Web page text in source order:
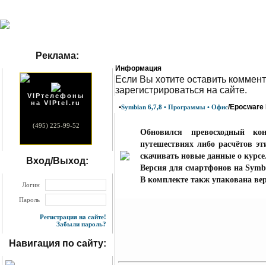
Реклама:
VIPтелефоны
на VIPtel.ru
(495) 225-99-52
Вход/Выход:
Логин
Пароль
Регистрация на сайте!
Забыли пароль?
Навигация по сайту:
Информация
Eсли Вы хотите оставить
зарегистрироваться на сайте.
•Symbian 6,7,8 • Программы • Офис/Epocware
Обновился превосходный
путешествиях либо расчётов
скачивать новые данные о
Версия для смартфонов на
В комплекте такж упакована